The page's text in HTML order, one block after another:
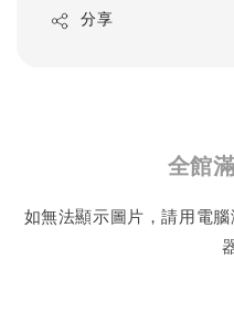
分享
全館
如無法顯示圖片，請用電